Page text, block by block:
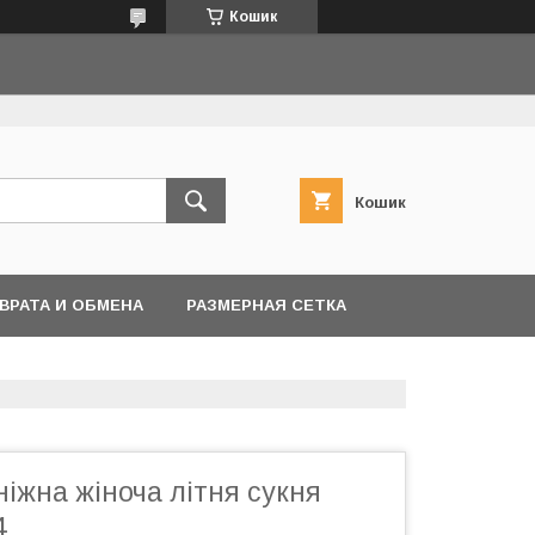
Кошик
Кошик
И ОБМЕНА РАЗМЕРНАЯ СЕТКА
жіноча літня сукня